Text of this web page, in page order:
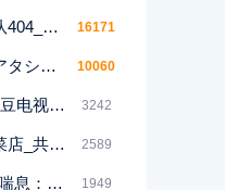
日本_2020_机动搜查队404_绫野刚_星野源_11集全_日语_中文字幕_2160P-4K_37.32G 16171
日本_2009_家有六子アタシんちの男子_喜剧_共11集_日语外挂中字_avi_每集800m共13g_无台标 10060
百度_日本_2016_小豆豆电视台_日语_外挂字幕_7集全_MKV_1080p.Amazon_13.6G 3242
韩国_2011_小伙的蔬菜店_共24集_国韩双语_软简中字_mkv_1.8GB_480p_无台标 2589
[+百度云][印度][2020][喘息：阴影入侵][印度语][中文简体][全12集][MKV/每集1.5-3.3GB][2160P/32.53G]‘’ 1949